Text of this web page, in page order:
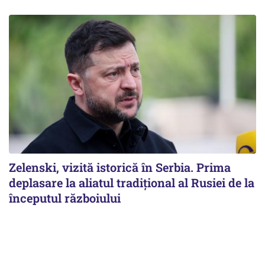
Zelenski, vizită istorică în Serbia. Prima
deplasare la aliatul tradițional al Rusiei de la
începutul războiului